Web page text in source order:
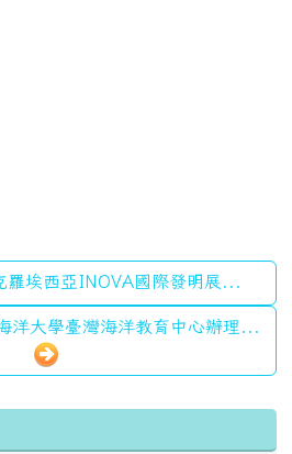
埃西亞INOVA國際發明展...
洋大學臺灣海洋教育中心辦理...